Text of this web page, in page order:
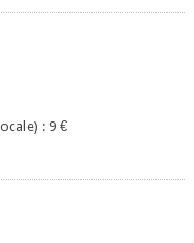
: 9 €